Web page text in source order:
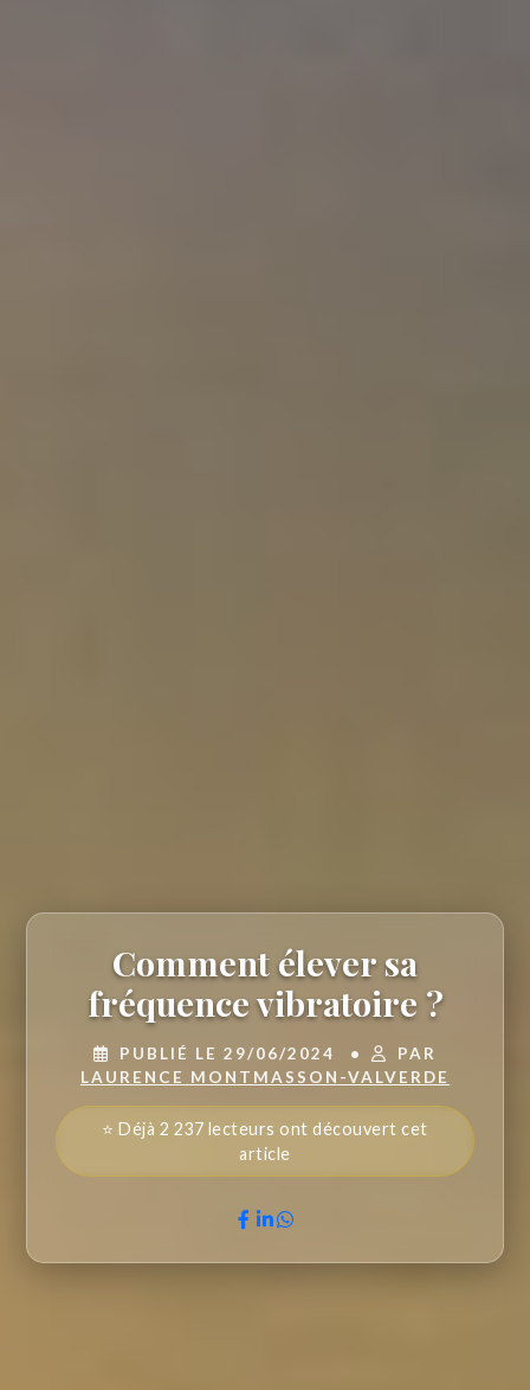
Comment élever sa
fréquence vibratoire ?
PUBLIÉ LE 29/06/2024 •
PAR
LAURENCE MONTMASSON-VALVERDE
⭐ Déjà 2 237 lecteurs ont découvert cet
article